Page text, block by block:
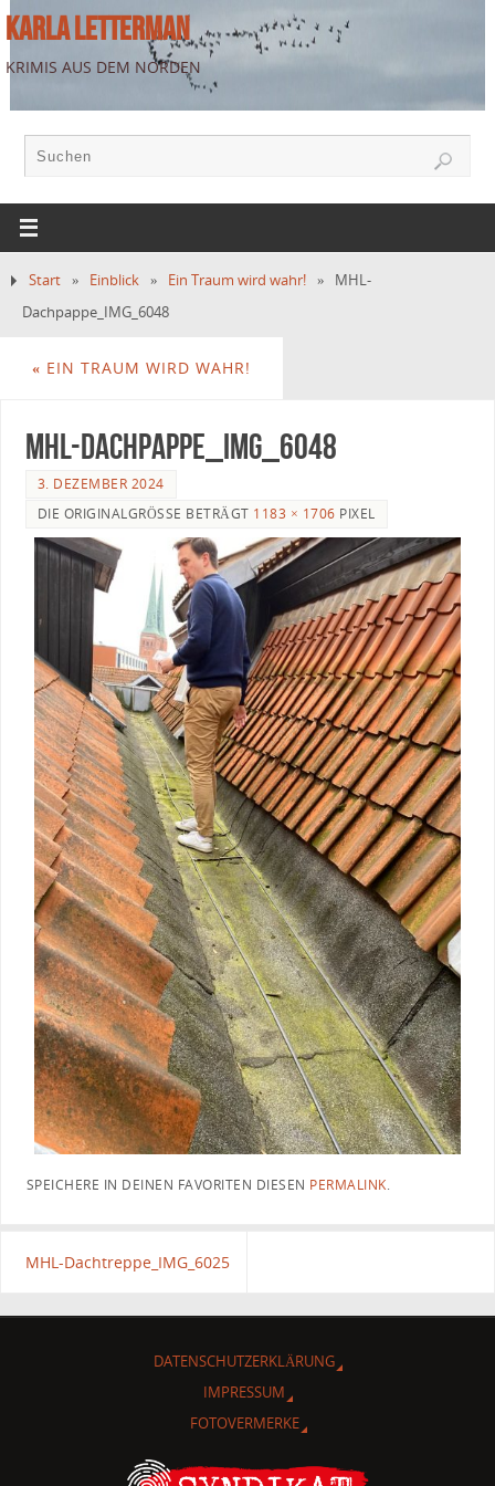
KARLA LETTERMAN
KRIMIS AUS DEM NORDEN
Start » Einblick » Ein Traum wird wahr! »
MHL-
Dachpappe_IMG_6048
« EIN TRAUM WIRD WAHR!
MHL-Dachpappe_IMG_6048
3. DEZEMBER 2024
DIE ORIGINALGRÖSSE BETRÄGT 1183 × 1706 PIXEL
SPEICHERE IN DEINEN FAVORITEN DIESEN PERMALINK.
MHL-Dachtreppe_IMG_6025
DATENSCHUTZERKLÄRUNG
IMPRESSUM
FOTOVERMERKE